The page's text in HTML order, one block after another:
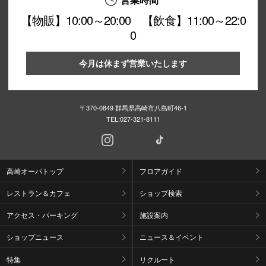
【物販】10:00～20:00 【飲食】11:00～22:0
0
今月は休まず営業いたします
〒370-0849 群馬県高崎市八島町46-1
TEL:027-321-8111
高崎オーパトップ フロアガイド
レストラン＆カフェ ショップ検索
アクセス・パーキング 施設案内
ショップニュース ニュース＆イベント
特集 リクルート